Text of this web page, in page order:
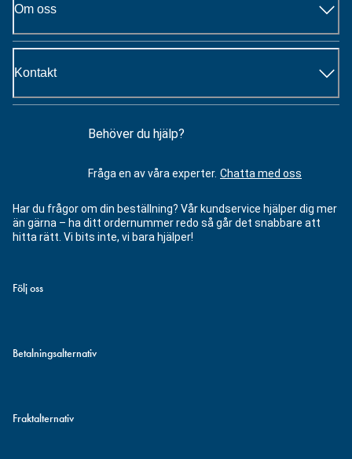
Om oss
Kontakt
Behöver du hjälp?
Fråga en av våra experter. Chatta med oss
Har du frågor om din beställning? Vår kundservice hjälper dig mer
än gärna – ha ditt ordernummer redo så går det snabbare att
hitta rätt. Vi bits inte, vi bara hjälper!
Följ oss
Betalningsalternativ
Fraktalternativ